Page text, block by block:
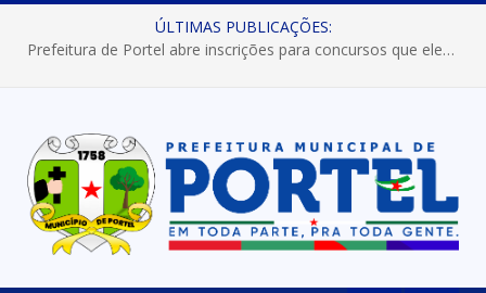
ÚLTIMAS PUBLICAÇÕES:
Prefeitura de Portel abre inscrições para concursos que elegerão os destaques do Verão 2026